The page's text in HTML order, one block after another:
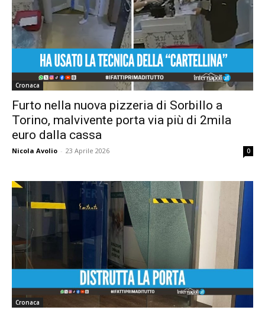
Cronaca
Furto nella nuova pizzeria di Sorbillo a
Torino, malvivente porta via più di 2mila
euro dalla cassa
Nicola Avolio - 23 Aprile 2026 0
Cronaca